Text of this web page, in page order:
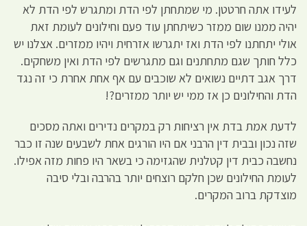
לעידו אתה חרטטן. מי שמתחתן לפי הדת ומתגרש לפי הדת לא
יהיה ממנו שום ממזר כשיתחתן עוד פעם וחילונים לעומת זאת
אולי יתחתנו לפי הדת ואז יתגרשו אזרחית ויהיו ממזרים. אצלנו יש
כלל חותך שגם מתחתנים וגם מתגרשים לפי הדת ואין משחקים.
דרך אגב דתיים נשואים לא שוכבים עם אף אחת אחרת כי זה נגד
הדת והחילונים כן אז ממי יש יותר ממזרים?!
לדעת אמת בדת אין רציחות רק במקרים נדירים ואתה מסכים
שזה נכון ובבית דין הרבני אם היו הורגים אחת לשבעים שנה זו כבר
נחשבה כבית דין קטלנית שהגזימה כי בשאר היו פחות מזה אפילו.
לעומת החילונים שכן חלקם רוצחים יותר בהרבה ובלי סיבה
מוצדקת ברוב המקרים.